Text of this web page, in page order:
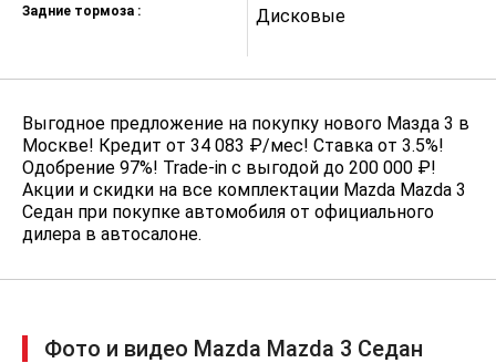
Задние тормоза : Дисковые
Выгодное предложение на покупку нового Мазда 3 в
Москве! Кредит от 34 083 ₽/мес! Ставка от 3.5%!
Одобрение 97%! Trade-in с выгодой до 200 000 ₽!
Акции и скидки на все комплектации Mazda Mazda 3
Седан при покупке автомобиля от официального
дилера в автосалоне.
Фото и видео Mazda Mazda 3 Седан